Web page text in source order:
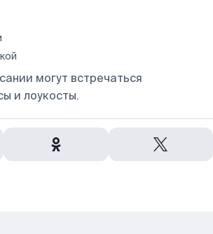
могут встречаться
и лоукосты.